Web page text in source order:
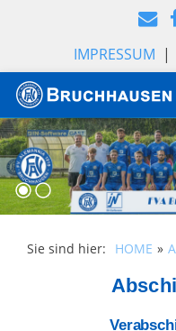
IMPRESSUM |
Sie sind hier: HOME